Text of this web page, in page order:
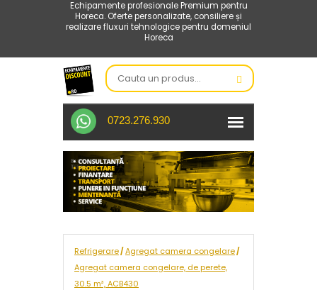
Echipamente profesionale Premium pentru
Horeca. Oferte personalizate, consiliere și
realizare fluxuri tehnologice pentru domeniul
Horeca
0723.276.930
Refrigerare/Agregat camera congelare/
Agregat camera congelare, de perete,
30.5 m³, ACB430